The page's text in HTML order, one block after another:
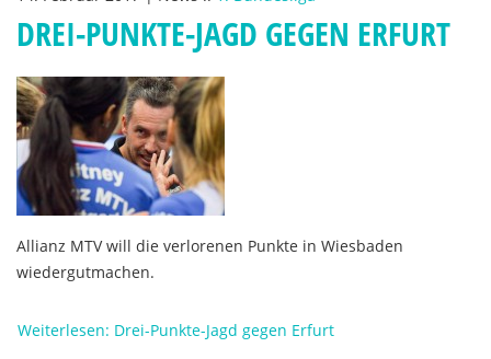
DREI-PUNKTE-JAGD GEGEN ERFURT
Allianz MTV will die verlorenen Punkte in Wiesbaden
wiedergutmachen.
Weiterlesen: Drei-Punkte-Jagd gegen Erfurt